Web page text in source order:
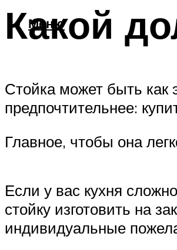
Меню
Какой
Стойка может быть как
предпочтительнее:
Главное, чтобы она
Если у вас кухня
стойку изготовить на
индивидуальные